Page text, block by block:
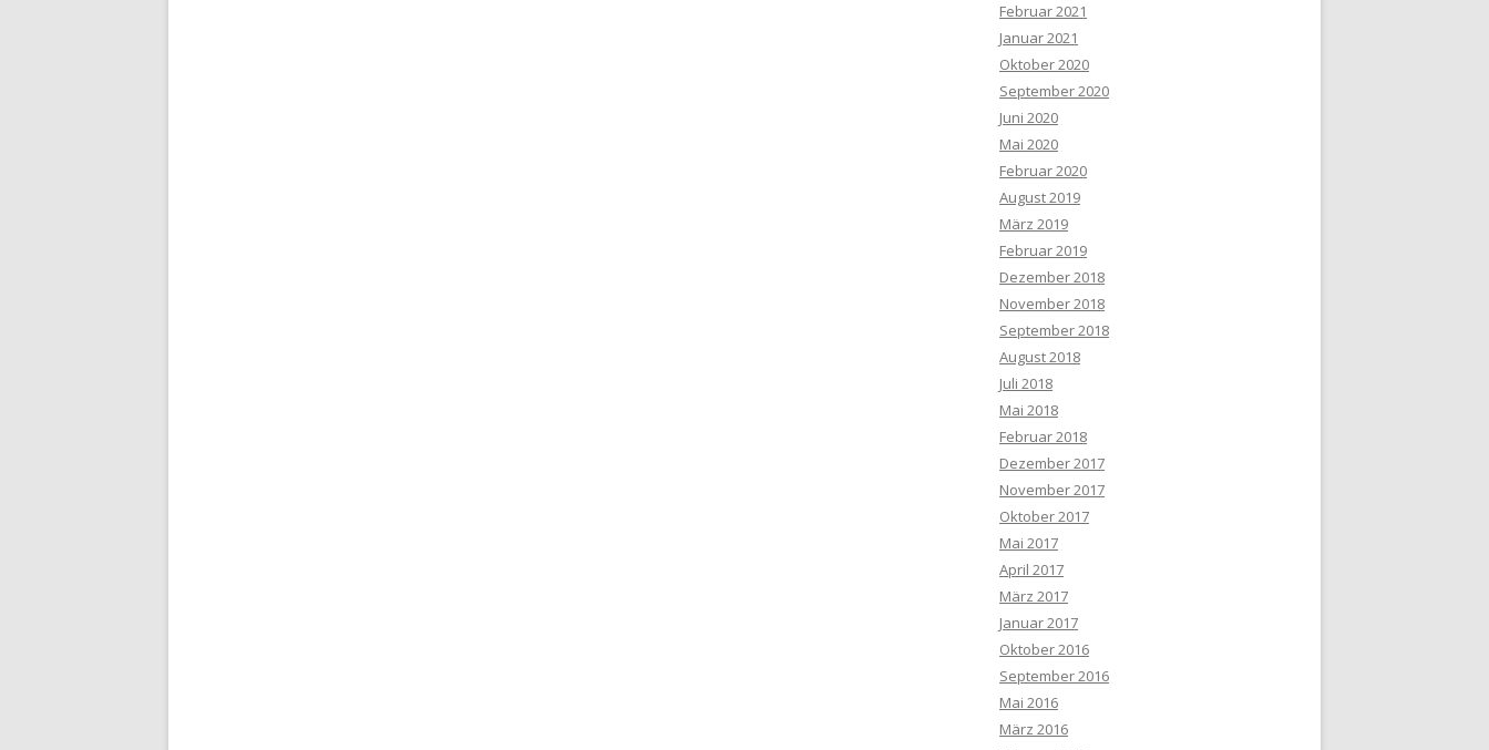
Februar 2021
Januar 2021
Oktober 2020
September 2020
Juni 2020
Mai 2020
Februar 2020
August 2019
März 2019
Februar 2019
Dezember 2018
November 2018
September 2018
August 2018
Juli 2018
Mai 2018
Februar 2018
Dezember 2017
November 2017
Oktober 2017
Mai 2017
April 2017
März 2017
Januar 2017
Oktober 2016
September 2016
Mai 2016
März 2016